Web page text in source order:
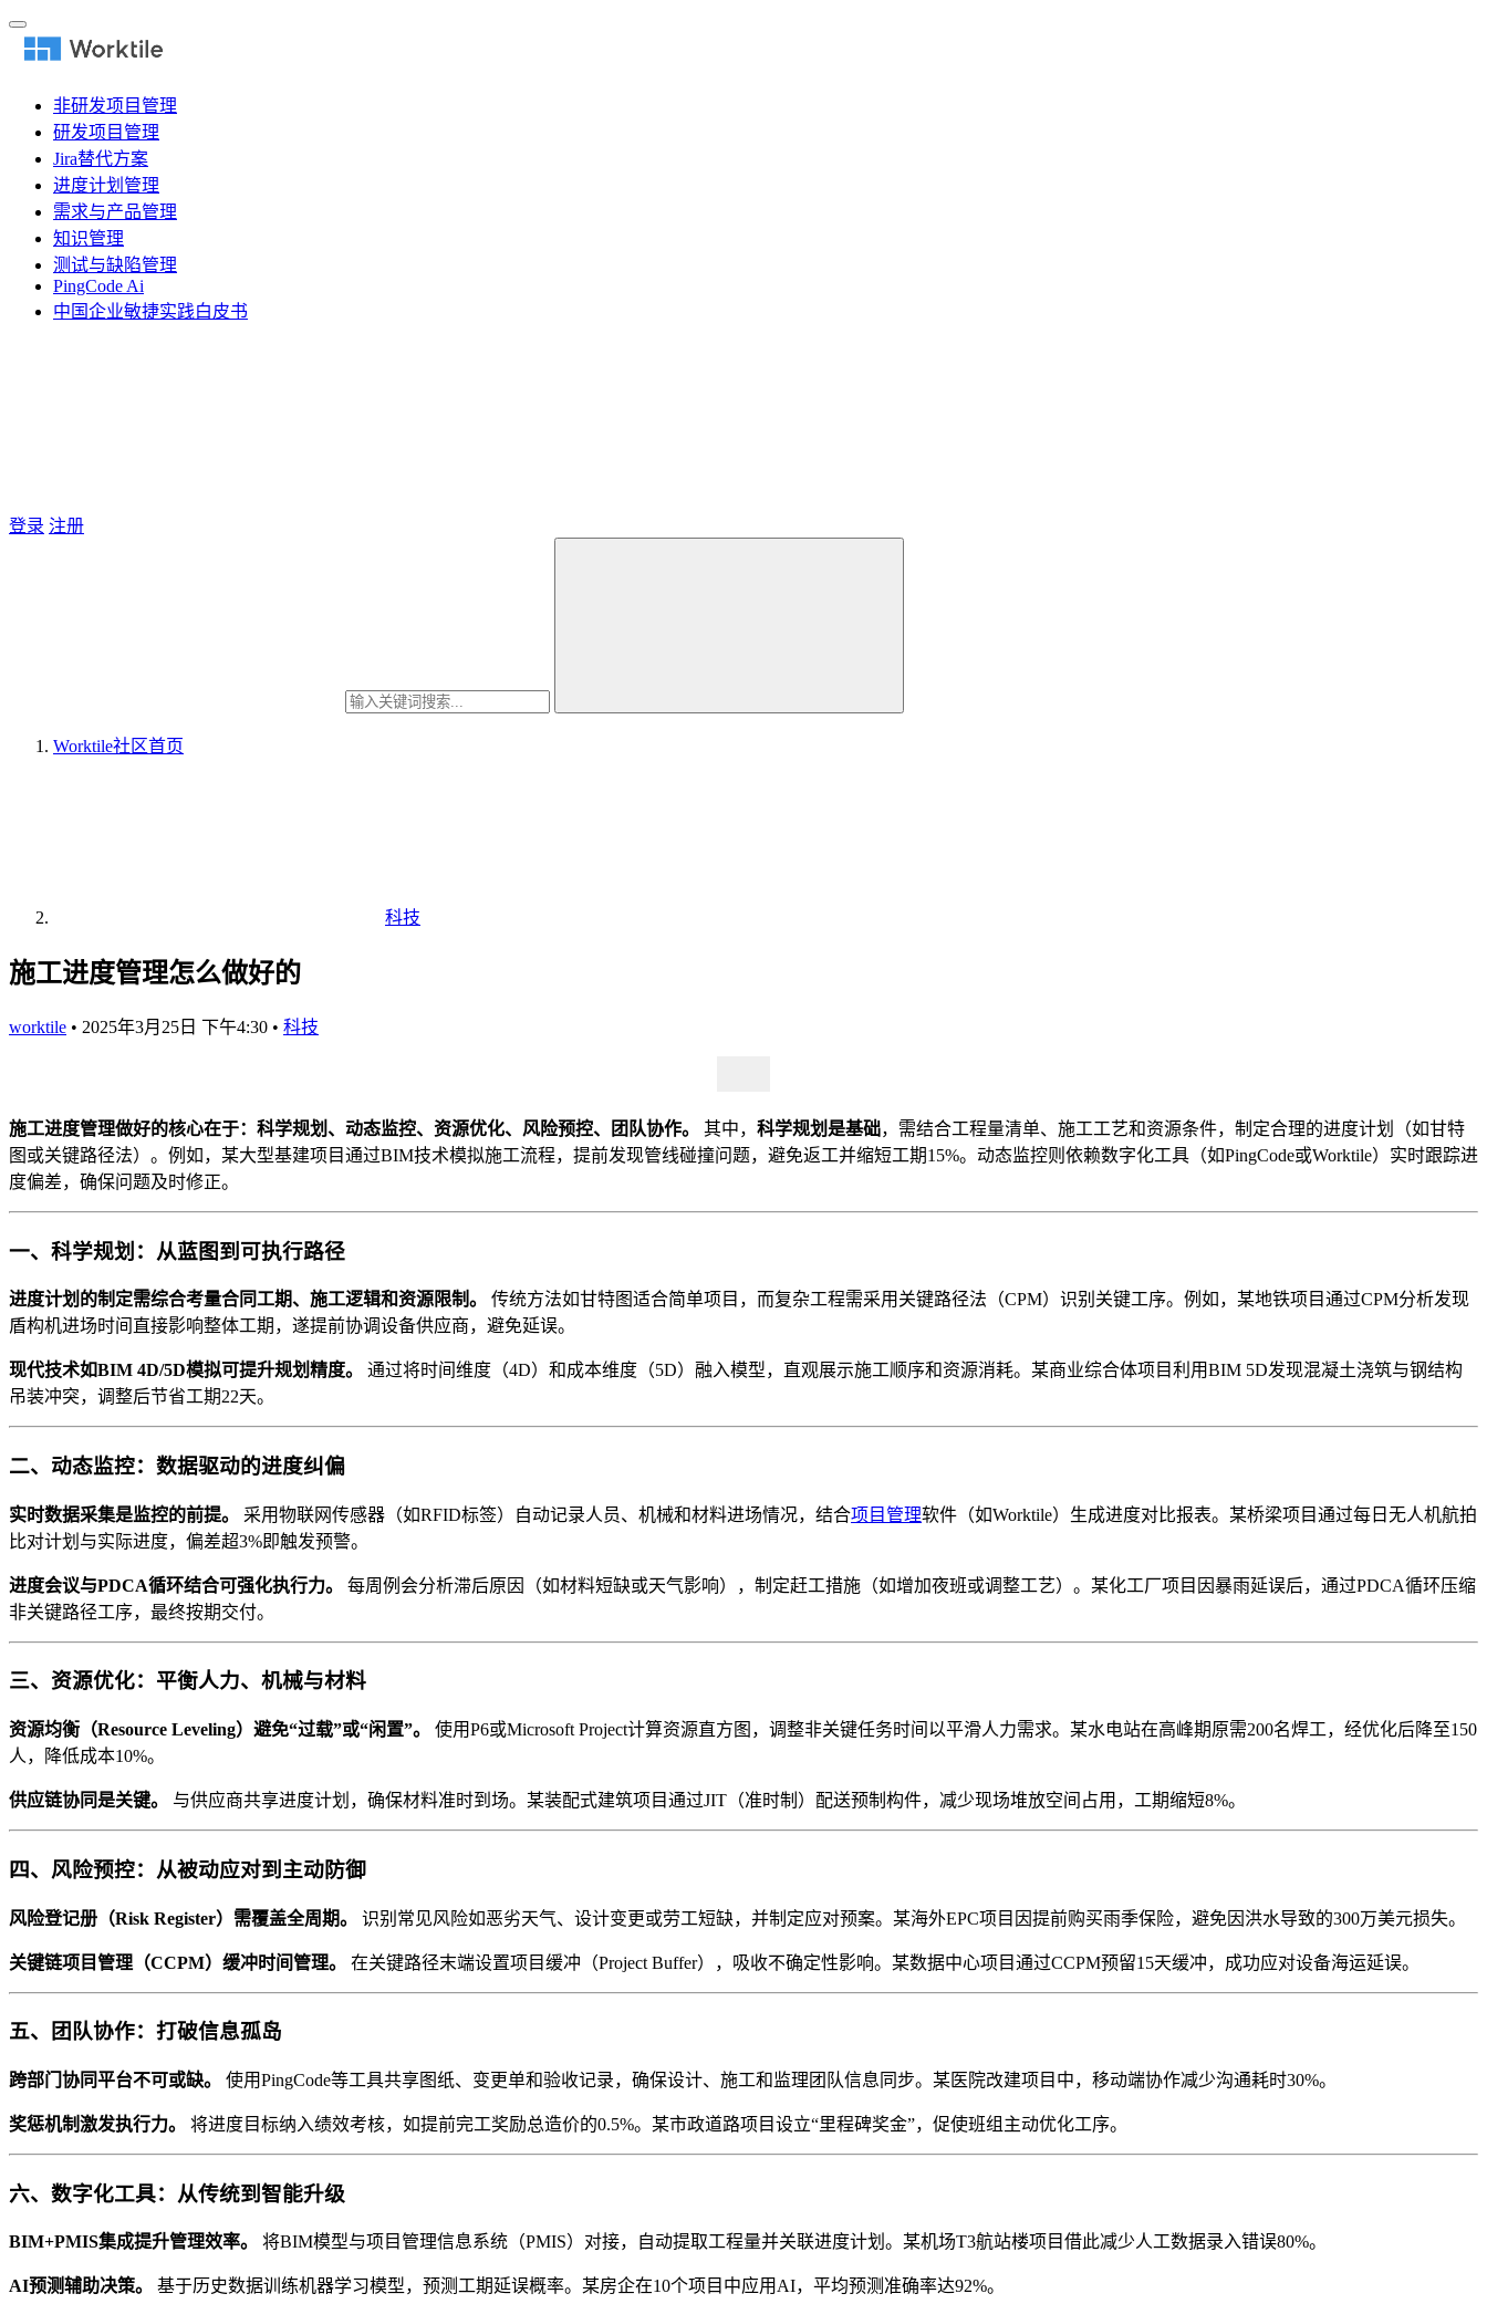
非研发项目管理
研发项目管理
Jira替代方案
进度计划管理
需求与产品管理
知识管理
测试与缺陷管理
PingCode Ai
中国企业敏捷实践白皮书
登录 注册
Worktile社区首页
科技
施工进度管理怎么做好的
worktile • 2025年3月25日 下午4:30 • 科技
施工进度管理做好的核心在于：科学规划、动态监控、资源优化、风险预控、团队协作。 其中， 科学规划是基础，需结合工程量清单、施工工艺和资源条件，制定合理的进度计划（如甘特
图或关键路径法）。例如，某大型基建项目通过BIM技术模拟施工流程，提前发现管线碰撞问题，避免返工并缩短工期15%。动态监控则依赖数字化工具（如PingCode或Worktile）实时跟踪进
度偏差，确保问题及时修正。
一、科学规划：从蓝图到可执行路径
进度计划的制定需综合考量合同工期、施工逻辑和资源限制。
传统方法如甘特图适合简单项目，而复杂工程需采用关键路径法（CPM）识别关键工序。例如，某地铁项目通过CPM分析发现
盾构机进场时间直接影响整体工期，遂提前协调设备供应商，避免延误。
现代技术如BIM 4D/5D模拟可提升规划精度。
通过将时间维度（4D）和成本维度（5D）融入模型，直观展示施工顺序和资源消耗。某商业综合体项目利用BIM 5D发现混凝土浇筑与钢结构
吊装冲突，调整后节省工期22天。
二、动态监控：数据驱动的进度纠偏
实时数据采集是监控的前提。 采用物联网传感器（如RFID标签）自动记录人员、机械和材料进场情况，结合项目管理软件（如Worktile）生成进度对比报表。某桥梁项目通过每日无人机航拍
比对计划与实际进度，偏差超3%即触发预警。
进度会议与PDCA循环结合可强化执行力。
每周例会分析滞后原因（如材料短缺或天气影响），制定赶工措施（如增加夜班或调整工艺）。某化工厂项目因暴雨延误后，通过PDCA循环压缩
非关键路径工序，最终按期交付。
三、资源优化：平衡人力、机械与材料
资源均衡（Resource Leveling）避免“过载”或“闲置”。
使用P6或Microsoft Project计算资源直方图，调整非关键任务时间以平滑人力需求。某水电站在高峰期原需200名焊工，经优化后降至150
人，降低成本10%。
供应链协同是关键。 与供应商共享进度计划，确保材料准时到场。某装配式建筑项目通过JIT（准时制）配送预制构件，减少现场堆放空间占用，工期缩短8%。
四、风险预控：从被动应对到主动防御
风险登记册（Risk Register）需覆盖全周期。 识别常见风险如恶劣天气、设计变更或劳工短缺，并制定应对预案。某海外EPC项目因提前购买雨季保险，避免因洪水导致的300万美元损失。
关键链项目管理（CCPM）缓冲时间管理。 在关键路径末端设置项目缓冲（Project Buffer），吸收不确定性影响。某数据中心项目通过CCPM预留15天缓冲，成功应对设备海运延误。
五、团队协作：打破信息孤岛
跨部门协同平台不可或缺。 使用PingCode等工具共享图纸、变更单和验收记录，确保设计、施工和监理团队信息同步。某医院改建项目中，移动端协作减少沟通耗时30%。
奖惩机制激发执行力。 将进度目标纳入绩效考核，如提前完工奖励总造价的0.5%。某市政道路项目设立“里程碑奖金”，促使班组主动优化工序。
六、数字化工具：从传统到智能升级
BIM+PMIS集成提升管理效率。 将BIM模型与项目管理信息系统（PMIS）对接，自动提取工程量并关联进度计划。某机场T3航站楼项目借此减少人工数据录入错误80%。
AI预测辅助决策。 基于历史数据训练机器学习模型，预测工期延误概率。某房企在10个项目中应用AI，平均预测准确率达92%。